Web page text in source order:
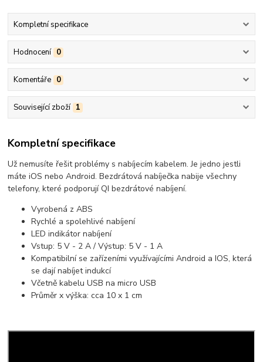
Kompletní specifikace
Hodnocení 0
Komentáře 0
Související zboží 1
Kompletní specifikace
Už nemusíte řešit problémy s nabíjecím kabelem. Je jedno jestli
máte iOS nebo Android. Bezdrátová nabíječka nabije všechny
telefony, které podporují QI bezdrátové nabíjení.
Vyrobená z ABS
Rychlé a spolehlivé nabíjení
LED indikátor nabíjení
Vstup: 5 V - 2 A / Výstup: 5 V - 1 A
Kompatibilní se zařízeními využívajícími Android a IOS, která
se dají nabíjet indukcí
Včetně kabelu USB na micro USB
Průměr x výška: cca 10 x 1 cm